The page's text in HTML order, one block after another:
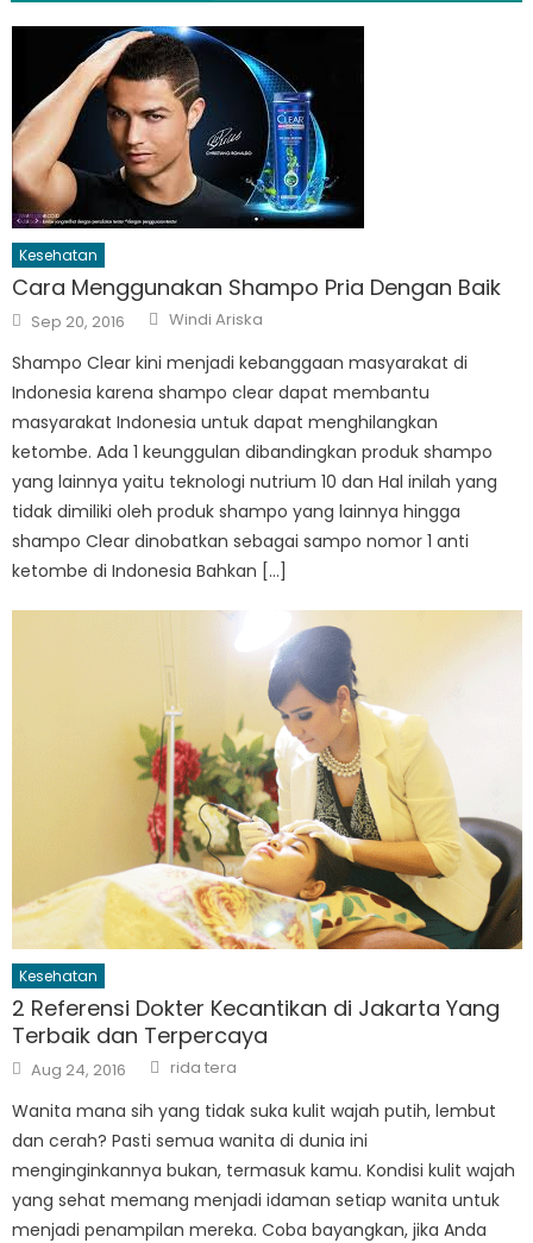
Kesehatan
Cara Menggunakan Shampo Pria Dengan Baik
Posted
on
Sep 20, 2016 Author
Windi Ariska
Shampo Clear kini menjadi kebanggaan masyarakat di
Indonesia karena shampo clear dapat membantu
masyarakat Indonesia untuk dapat menghilangkan
ketombe. Ada 1 keunggulan dibandingkan produk shampo
yang lainnya yaitu teknologi nutrium 10 dan Hal inilah yang
tidak dimiliki oleh produk shampo yang lainnya hingga
shampo Clear dinobatkan sebagai sampo nomor 1 anti
ketombe di Indonesia Bahkan […]
Kesehatan
2 Referensi Dokter Kecantikan di Jakarta Yang
Terbaik dan Terpercaya
Posted
on
Aug 24, 2016 Author
rida tera
Wanita mana sih yang tidak suka kulit wajah putih, lembut
dan cerah? Pasti semua wanita di dunia ini
menginginkannya bukan, termasuk kamu. Kondisi kulit wajah
yang sehat memang menjadi idaman setiap wanita untuk
menjadi penampilan mereka. Coba bayangkan, jika Anda